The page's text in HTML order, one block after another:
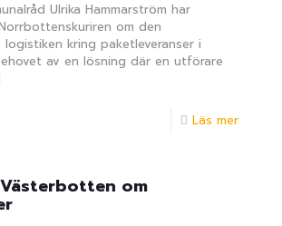
Ulrika Hammarström har
om den
logistiken kring paketleveranser i
av en lösning där en utförare
Läs mer
om